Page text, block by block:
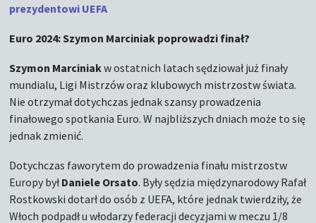
prezydentowi UEFA
Euro 2024: Szymon Marciniak poprowadzi finał?
Szymon Marciniakw ostatnich latach sędziował już finały
mundialu, Ligi Mistrzów oraz klubowych mistrzostw świata.
Nie otrzymał dotychczas jednak szansy prowadzenia
finałowego spotkania Euro. W najbliższych dniach może to się
jednak zmienić.
Dotychczas faworytem do prowadzenia finału mistrzostw
Europy byłDaniele Orsato. Były sędzia międzynarodowy Rafał
Rostkowski dotarł do osób z UEFA, które jednak twierdziły, że
Włoch podpadł u włodarzy federacji decyzjami w meczu 1/8